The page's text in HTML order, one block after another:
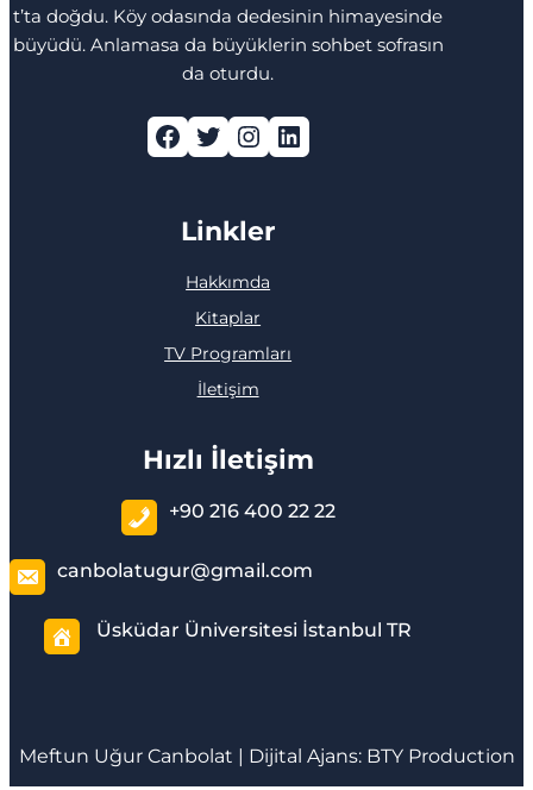
t’ta doğdu. Köy odasında dedesinin himayesinde
büyüdü. Anlamasa da büyüklerin sohbet sofrasın
da oturdu.
Facebook Twitter Instagram LinkedIn
Linkler
Hakkımda
Kitaplar
TV Programları
İletişim
Hızlı İletişim
+90 216 400 22 22
canbolatugur@gmail.com
Üsküdar Üniversitesi İstanbul TR
Meftun Uğur Canbolat | Dijital Ajans: BTY Production